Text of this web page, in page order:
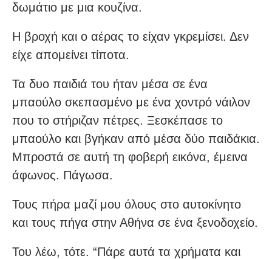
δωμάτιο με μια κουζίνα.
Η βροχή και ο αέρας το είχαν γκρεμίσει. Δεν
είχε απομείνει τίποτα.
Τα δυο παιδιά του ήταν μέσα σε ένα
μπαούλο σκεπασμένο με ένα χοντρό νάιλον
που το στήριζαν πέτρες. Ξεσκέπασε το
μπαούλο και βγήκαν από μέσα δύο παιδάκια.
Μπροστά σε αυτή τη φοβερή εικόνα, έμεινα
άφωνος. Πάγωσα.
Τους πήρα μαζί μου όλους στο αυτοκίνητο
και τους πήγα στην Αθήνα σε ένα ξενοδοχείο.
Του λέω, τότε. “Πάρε αυτά τα χρήματα και